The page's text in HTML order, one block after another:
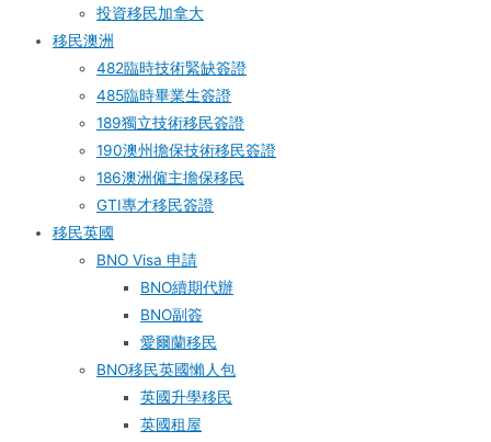
投資移民加拿大
移民澳洲
482臨時技術緊缺簽證
485臨時畢業生簽證
189獨立技術移民簽證
190澳州擔保技術移民簽證
186澳洲僱主擔保移民
GTI專才移民簽證
移民英國
BNO Visa 申請
BNO續期代辦
BNO副簽
愛爾蘭移民
BNO移民英國懶人包
英國升學移民
英國租屋